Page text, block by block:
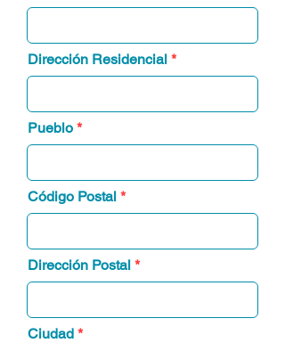
Dirección Residencial
Pueblo
Código Postal
Dirección Postal
Ciudad